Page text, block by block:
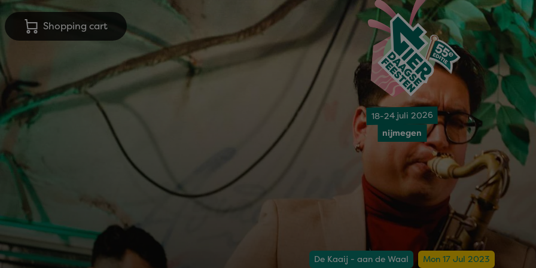
Shopping cart
18-24 juli 2026
nijmegen
De Kaaij - aan de Waal Mon 17 Jul 2023